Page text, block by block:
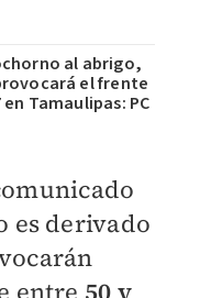
al abrigo,
el frente
Tamaulipas: PC
es derivado
entre 50 y